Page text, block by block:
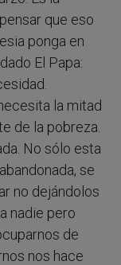
que eso
ponga en
El Papa:
la mitad
de la pobreza.
No sólo esta
se
no dejándolos
nadie pero
de
nos hace